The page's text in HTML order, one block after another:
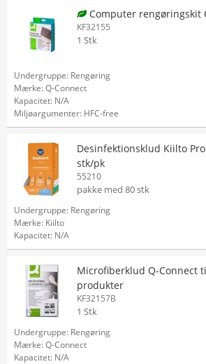
Computer rengøringskit
KF32155
1 Stk
Undergruppe: Rengøring
Mærke: Q-Connect
Kapacitet: N/A
Miljøargumenter: HFC-free
Desinfektionsklud Kiilto
stk/pk
55210
pakke med 80 stk
Undergruppe: Rengøring
Mærke: Kiilto
Kapacitet: N/A
Microfiberklud Q-Connect
produkter
KF32157B
1 Stk
Undergruppe: Rengøring
Mærke: Q-Connect
Kapacitet: N/A